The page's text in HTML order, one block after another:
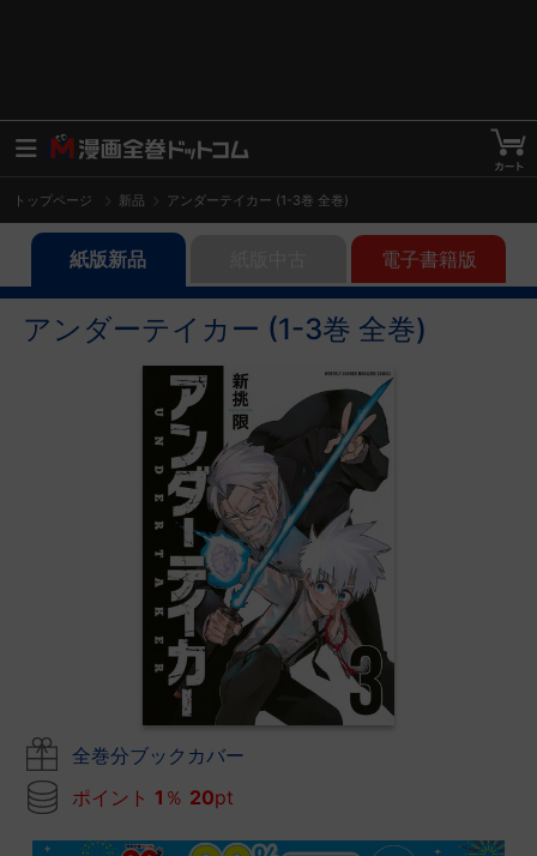
トップページ 新品 アンダーテイカー (1-3巻 全巻)
紙版新品 電子書籍版
アンダーテイカー (1-3巻 全巻)
全巻分ブックカバー
ポイント 1 ％ 20pt